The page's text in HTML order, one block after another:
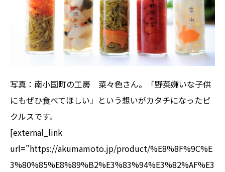
写真：南小国町の工房 菜々色さん。「野菜嫌いな子供
にもぜひ食べてほしい」という想いがカタチになったピ
クルスです。
[external_link
url=”https://akumamoto.jp/product/%E8%8F%9C%E
3%80%85%E8%89%B2%E3%83%94%E3%82%AF%E3